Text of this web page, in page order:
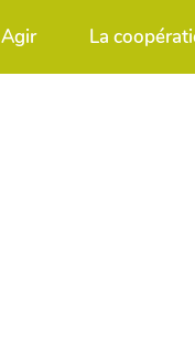
Agir La